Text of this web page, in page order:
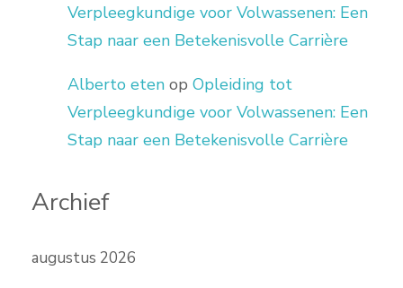
Verpleegkundige voor Volwassenen: Een
Stap naar een Betekenisvolle Carrière
Alberto eten op Opleiding tot
Verpleegkundige voor Volwassenen: Een
Stap naar een Betekenisvolle Carrière
Archief
augustus 2026